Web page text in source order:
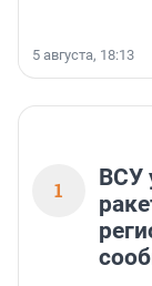
5 августа, 18:13
1
ВСУ